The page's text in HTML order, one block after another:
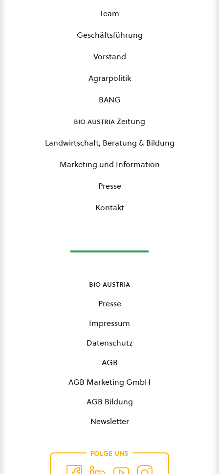
Team
Geschäftsführung
Vorstand
Agrarpolitik
BANG
bio austriaZeitung
Landwirtschaft, Beratung & Bildung
Marketing und Information
Presse
Kontakt
bio austria
Presse
Impressum
Datenschutz
AGB
AGB Marketing GmbH
AGB Bildung
Newsletter
FOLGE UNS